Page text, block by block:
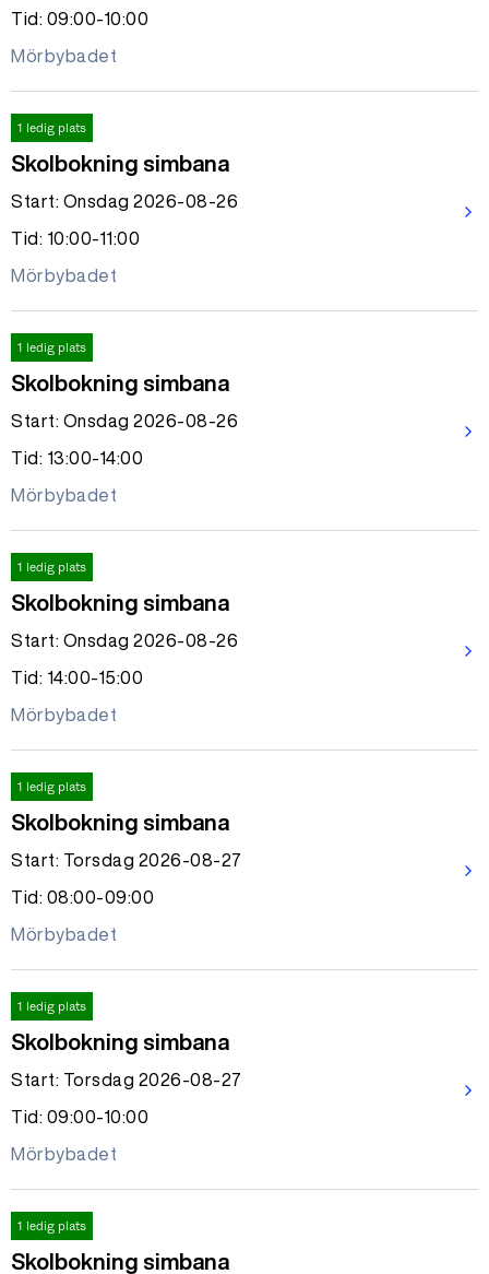
Tid: 09:00-10:00
Mörbybadet
1 ledig plats
Skolbokning simbana
Start: Onsdag 2026-08-26
Tid: 10:00-11:00
Mörbybadet
arrow_forward_ios
1 ledig plats
Skolbokning simbana
Start: Onsdag 2026-08-26
Tid: 13:00-14:00
Mörbybadet
arrow_forward_ios
1 ledig plats
Skolbokning simbana
Start: Onsdag 2026-08-26
Tid: 14:00-15:00
Mörbybadet
arrow_forward_ios
1 ledig plats
Skolbokning simbana
Start: Torsdag 2026-08-27
Tid: 08:00-09:00
Mörbybadet
arrow_forward_ios
1 ledig plats
Skolbokning simbana
Start: Torsdag 2026-08-27
Tid: 09:00-10:00
Mörbybadet
arrow_forward_ios
1 ledig plats
Skolbokning simbana